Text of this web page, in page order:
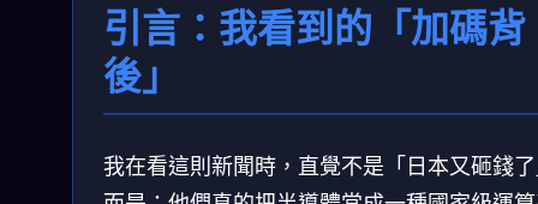
引言：我看到的「加碼背
後」
我在看這則新聞時，直覺不是「日本又砸錢